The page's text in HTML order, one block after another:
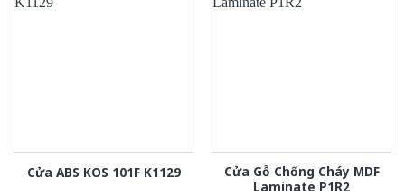
Cửa ABS KOS 101F K1129
Cửa Gỗ Chống Cháy MDF
Laminate P1R2